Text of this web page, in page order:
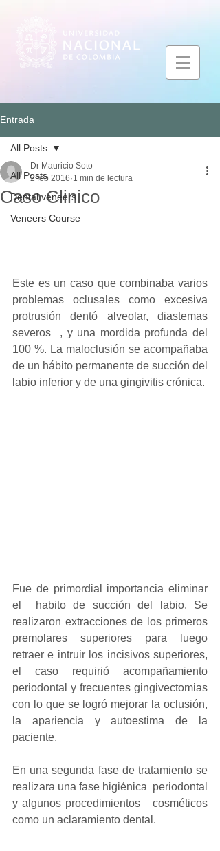
Entrada
All Posts
Dental veneers
Veneers Course
All Posts
Caso Clinico
Dr Mauricio Soto
2 feb 2016 1 min de lectura
Este es un caso que combinaba varios
problemas oclusales como excesiva
protrusión dentó alveolar, diastemas
severos  , y una mordida profunda del
100 %. La maloclusión se acompañaba
de un hábito permanente de succión del
labio inferior y de una gingivitis crónica.
Fue de primordial importancia eliminar
el  habito de succión del labio. Se
realizaron extracciones de los primeros
premolares superiores para luego
retraer e intruir los incisivos superiores,
el caso requirió acompañamiento
periodontal y frecuentes gingivectomias
con lo que se logró mejorar la oclusión,
la apariencia y autoestima de la
paciente.
En una segunda fase de tratamiento se
realizara una fase higiénica  periodontal
y algunos procedimientos   cosméticos
como un aclaramiento dental.